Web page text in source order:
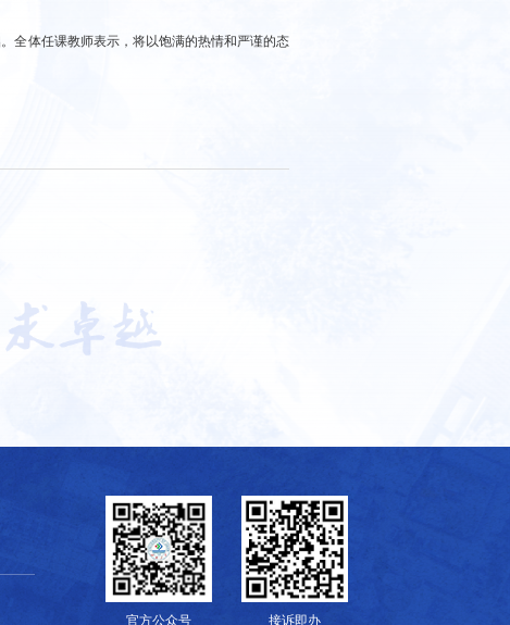
全体任课教师表示，将以饱满的热情和严谨的态
官方公众号 接诉即办